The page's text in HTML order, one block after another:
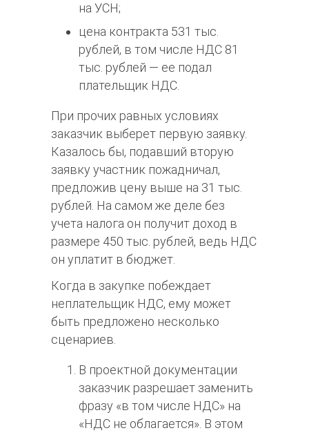
на УСН;
цена контракта 531 тыс.
рублей, в том числе НДС 81
тыс. рублей — ее подал
плательщик НДС.
При прочих равных условиях
заказчик выберет первую заявку.
Казалось бы, подавший вторую
заявку участник пожадничал,
предложив цену выше на 31 тыс.
рублей. На самом же деле без
учета налога он получит доход в
размере 450 тыс. рублей, ведь НДС
он уплатит в бюджет.
Когда в закупке побеждает
неплательщик НДС, ему может
быть предложено несколько
сценариев.
В проектной документации
заказчик разрешает заменить
фразу «в том числе НДС» на
«НДС не облагается». В этом